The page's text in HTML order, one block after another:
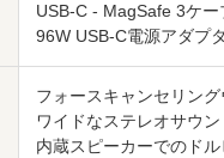
USB-C - MagSafe 3ケー
96W USB-C電源アダプ
フォースキャンセリン
ワイドなステレオサウン
内蔵スピーカーでのド